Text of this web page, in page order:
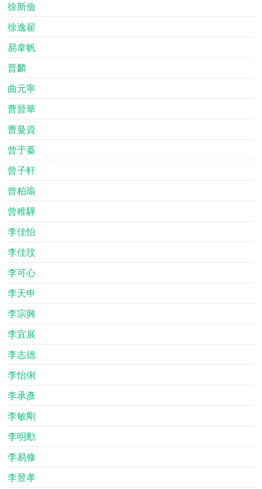
徐斯儉
徐逸翟
易韋帆
普麟
曲元寧
曹晉華
曹曼資
曾于蓁
曾子軒
曾柏瑜
曾稚驊
李佳怡
李佳玟
李可心
李天申
李宗興
李宜展
李志德
李怡俐
李承彥
李敏剛
李明勳
李易修
李昱孝